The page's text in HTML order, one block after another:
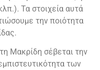
Τα στοιχεία αυτά
την ποιότητα
Μακρίδη σέβεται την
των